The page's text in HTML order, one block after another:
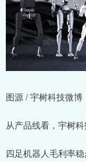
图源 / 宇树科技微博
从产品线看，宇树
四足机器人毛利率